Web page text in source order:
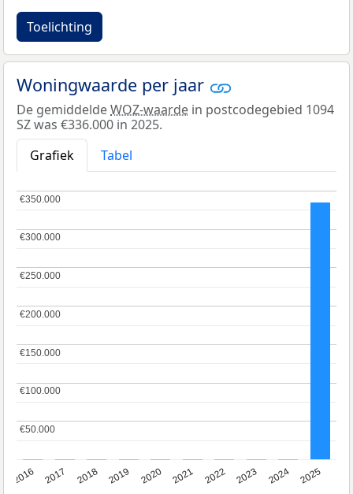
Toelichting
Woningwaarde per jaar
De gemiddeldeWOZ-waarde in postcodegebied 1094
SZ was €336.000 in 2025.
Grafiek
Tabel
2016 2017 2018 2019 2020 2021 2022 2023 2024 2025
€50.000
€50.000
€100.000
€100.000
€150.000
€150.000
€200.000
€200.000
€250.000
€250.000
€300.000
€300.000
€350.000
€350.000